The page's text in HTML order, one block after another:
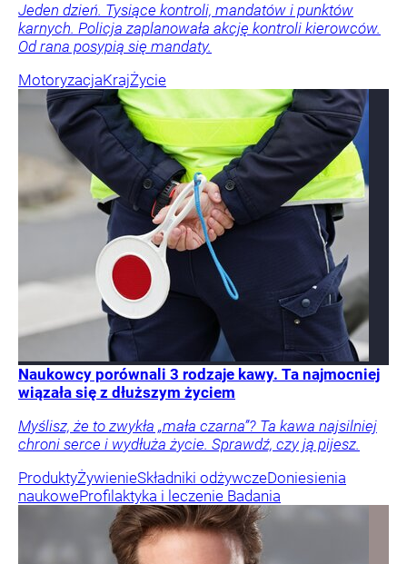
Jeden dzień. Tysiące kontroli, mandatów i punktów
karnych. Policja zaplanowała akcję kontroli kierowców.
Od rana posypią się mandaty.
MotoryzacjaKrajŻycie
Naukowcy porównali 3 rodzaje kawy. Ta najmocniej
wiązała się z dłuższym życiem
Myślisz, że to zwykła „mała czarna”? Ta kawa najsilniej
chroni serce i wydłuża życie. Sprawdź, czy ją pijesz.
ProduktyŻywienieSkładniki odżywczeDoniesienia
naukoweProfilaktyka i leczenie Badania